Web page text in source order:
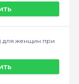
для женщин при